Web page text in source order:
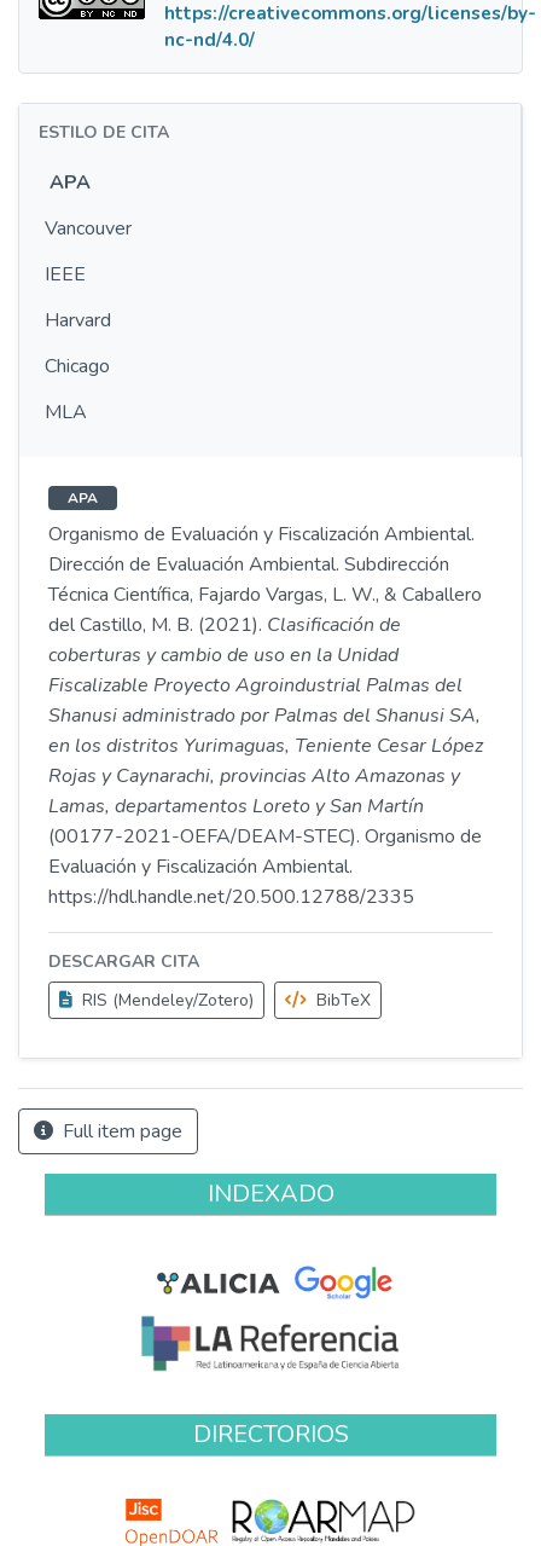
https://creativecommons.org/licenses/by-
nc-nd/4.0/
ESTILO DE CITA
APA
Vancouver
IEEE
Harvard
Chicago
MLA
APA
Organismo de Evaluación y Fiscalización Ambiental.
Dirección de Evaluación Ambiental. Subdirección
Técnica Científica, Fajardo Vargas, L. W., & Caballero
del Castillo, M. B. (2021). Clasificación de
coberturas y cambio de uso en la Unidad
Fiscalizable Proyecto Agroindustrial Palmas del
Shanusi administrado por Palmas del Shanusi SA,
en los distritos Yurimaguas, Teniente Cesar López
Rojas y Caynarachi, provincias Alto Amazonas y
Lamas, departamentos Loreto y San Martín
(00177-2021-OEFA/DEAM-STEC). Organismo de
Evaluación y Fiscalización Ambiental.
https://hdl.handle.net/20.500.12788/2335
DESCARGAR CITA
RIS (Mendeley/Zotero)
BibTeX
Full item page
INDEXADO
DIRECTORIOS